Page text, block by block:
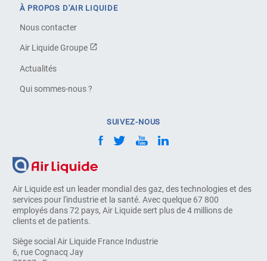
Air Liquide est un leader mondial des gaz, des technologies et des
services pour l'industrie et la santé. Avec quelque 67 800
employés dans 72 pays, Air Liquide sert plus de 4 millions de
clients et de patients.
Siège social Air Liquide France Industrie
6, rue Cognacq Jay
À PROPOS D'AIR LIQUIDE
Nous contacter
Air Liquide Groupe
Actualités
Qui sommes-nous ?
SUIVEZ-NOUS